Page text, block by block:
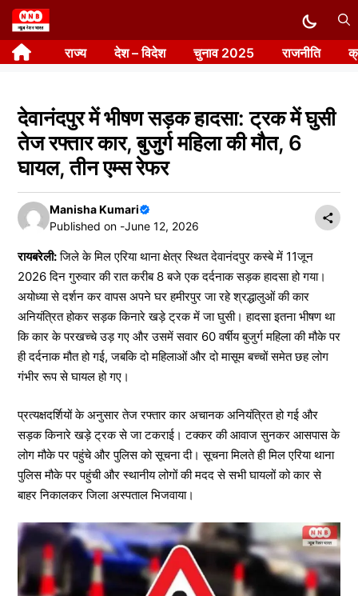
Skip
to
content राज्य देश – विदेश चुनाव 2025 राजनीति
देवानंदपुर में भीषण सड़क हादसा: ट्रक में घुसी
तेज रफ्तार कार, बुजुर्ग महिला की मौत, 6
घायल, तीन एम्स रेफर
Manisha Kumari
Published on -June 12, 2026
रायबरेली:जिले के मिल एरिया थाना क्षेत्र स्थित देवानंदपुर कस्बे में 11जून
2026 दिन गुरुवार की रात करीब 8 बजे एक दर्दनाक सड़क हादसा हो गया।
अयोध्या से दर्शन कर वापस अपने घर हमीरपुर जा रहे श्रद्धालुओं की कार
अनियंत्रित होकर सड़क किनारे खड़े ट्रक में जा घुसी। हादसा इतना भीषण था
कि कार के परखच्चे उड़ गए और उसमें सवार 60 वर्षीय बुजुर्ग महिला की मौके पर
ही दर्दनाक मौत हो गई, जबकि दो महिलाओं और दो मासूम बच्चों समेत छह लोग
गंभीर रूप से घायल हो गए।
प्रत्यक्षदर्शियों के अनुसार तेज रफ्तार कार अचानक अनियंत्रित हो गई और
सड़क किनारे खड़े ट्रक से जा टकराई। टक्कर की आवाज सुनकर आसपास के
लोग मौके पर पहुंचे और पुलिस को सूचना दी। सूचना मिलते ही मिल एरिया थाना
पुलिस मौके पर पहुंची और स्थानीय लोगों की मदद से सभी घायलों को कार से
बाहर निकालकर जिला अस्पताल भिजवाया।